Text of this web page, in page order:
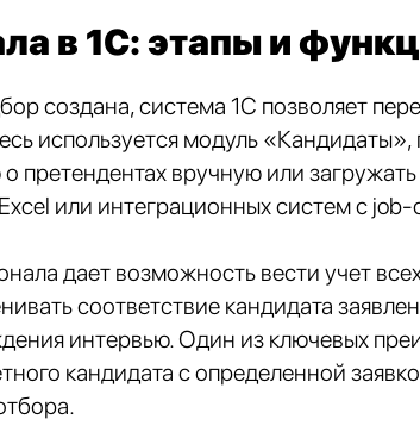
в 1С: этапы и
создана, система 1С позволяет
используется модуль «Кандидаты»,
претендентах вручную или
или интеграционных систем с job-
дает возможность вести учет
соответствие кандидата
интервью. Один из ключевых
кандидата с определенной